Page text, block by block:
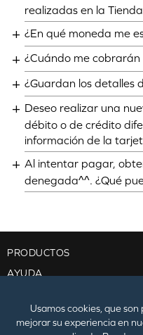
Usamos cookies, que
mejorar su experiencia en
realizadas en la
¿En qué moneda me
¿Cuándo me cobrarán
¿Guardan los detalles
Deseo realizar una
débito o de crédito
información de la
Al intentar pagar,
denegada^^. ¿Qué
PRODUCTOS
AYUDA